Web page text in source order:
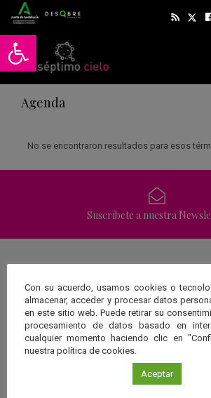
Abrir barra de herramientas
Agenda
No se encontraron resultados para esos
Suscríbete a nuestra
Fundación
Tecnología — Ministerio de Ciencia,
Con su acuerdo, usamos cookies o
almacenar, acceder y procesar datos
en este sitio web. Puede retirar su
procesamiento de datos basado en
cualquier momento haciendo clic en
nuestra política de cookies.
Aceptar